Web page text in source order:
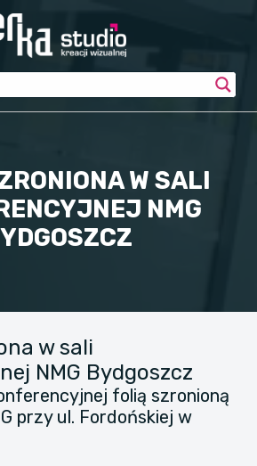
W SALI
NMG
w sali
NMG Bydgoszcz
folią szronioną
przy ul. Fordońskiej w